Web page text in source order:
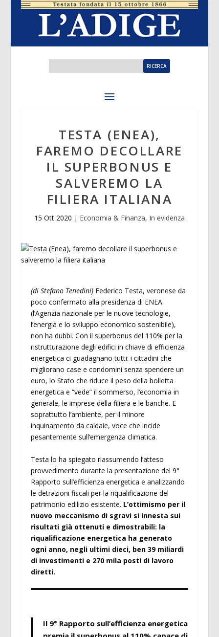
TESTA (ENEA),
FAREMO DECOLLARE
IL SUPERBONUS E
SALVEREMO LA
FILIERA ITALIANA
15 Ott 2020 | Economia & Finanza, In evidenza
(di Stefano Tenedini)Federico Testa, veronese da
poco confermato alla presidenza di ENEA
(l’Agenzia nazionale per le nuove tecnologie,
l’energia e lo sviluppo economico sostenibile),
non ha dubbi. Con il superbonus del 110% per la
ristrutturazione degli edifici in chiave di efficienza
energetica ci guadagnano tutti: i cittadini che
migliorano case e condomini senza spendere un
euro, lo Stato che riduce il peso della bolletta
energetica e “vede” il sommerso, l’economia in
generale, le imprese della filiera e le banche. E
soprattutto l’ambiente, per il minore
inquinamento da caldaie, voce che incide
pesantemente sull’emergenza climatica.
Testa lo ha spiegato riassumendo l’atteso
provvedimento durante la presentazione del 9°
Rapporto sull’efficienza energetica e analizzando
le detrazioni fiscali per la riqualificazione del
patrimonio edilizio esistente. L’ottimismo per il
nuovo meccanismo di sgravi si innesta sui
risultati già ottenuti e dimostrabili: la
riqualificazione energetica ha generato
ogni anno, negli ultimi dieci, ben 39 miliardi
di investimenti e 270 mila posti di lavoro
diretti.
Il 9° Rapporto sull’efficienza energetica